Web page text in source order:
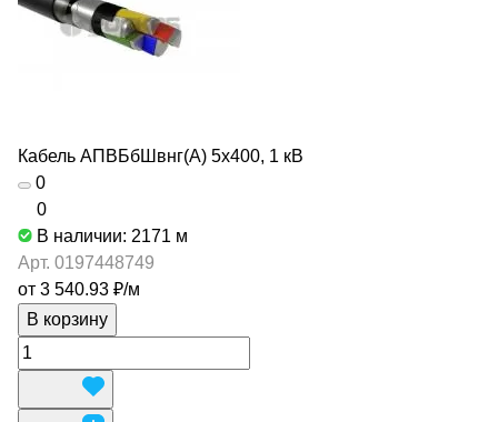
Кабель АПВБбШвнг(А) 5х400, 1 кВ
0
0
В наличии: 2171 м
Арт. 0197448749
от 3 540.93 ₽/м
В корзину